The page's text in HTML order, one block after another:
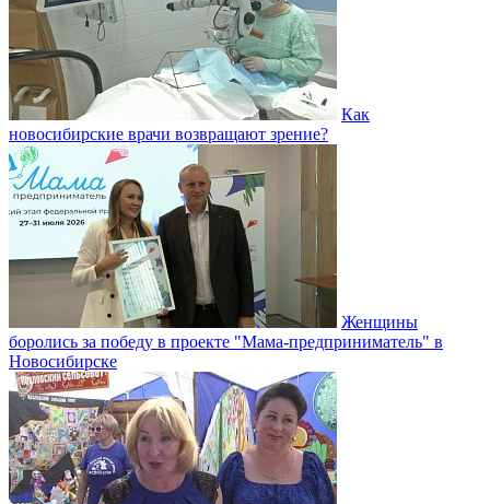
Как
новосибирские врачи возвращают зрение?
Женщины
боролись за победу в проекте "Мама-предприниматель" в
Новосибирске